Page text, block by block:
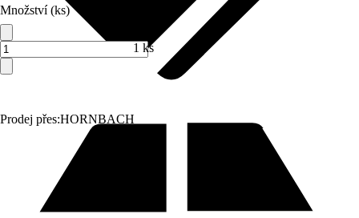
Prodej přes:HORNBACH
Množství (ks)
1 ks